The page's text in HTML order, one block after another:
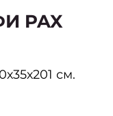
PAX
см.